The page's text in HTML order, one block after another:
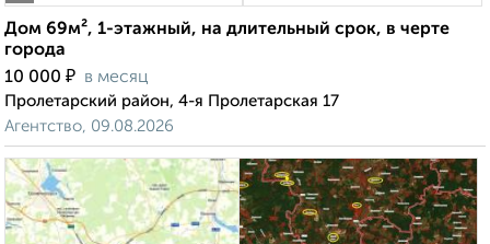
Дом 69м², 1-этажный, на длительный срок, в черте
города
10 000 ₽ в месяц
Пролетарский район, 4-я Пролетарская 17
Агентство, 09.08.2026